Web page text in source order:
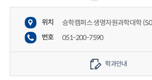
위치
승학캠퍼스 생명자원과학대학
번호
051-200-7590
학과안내